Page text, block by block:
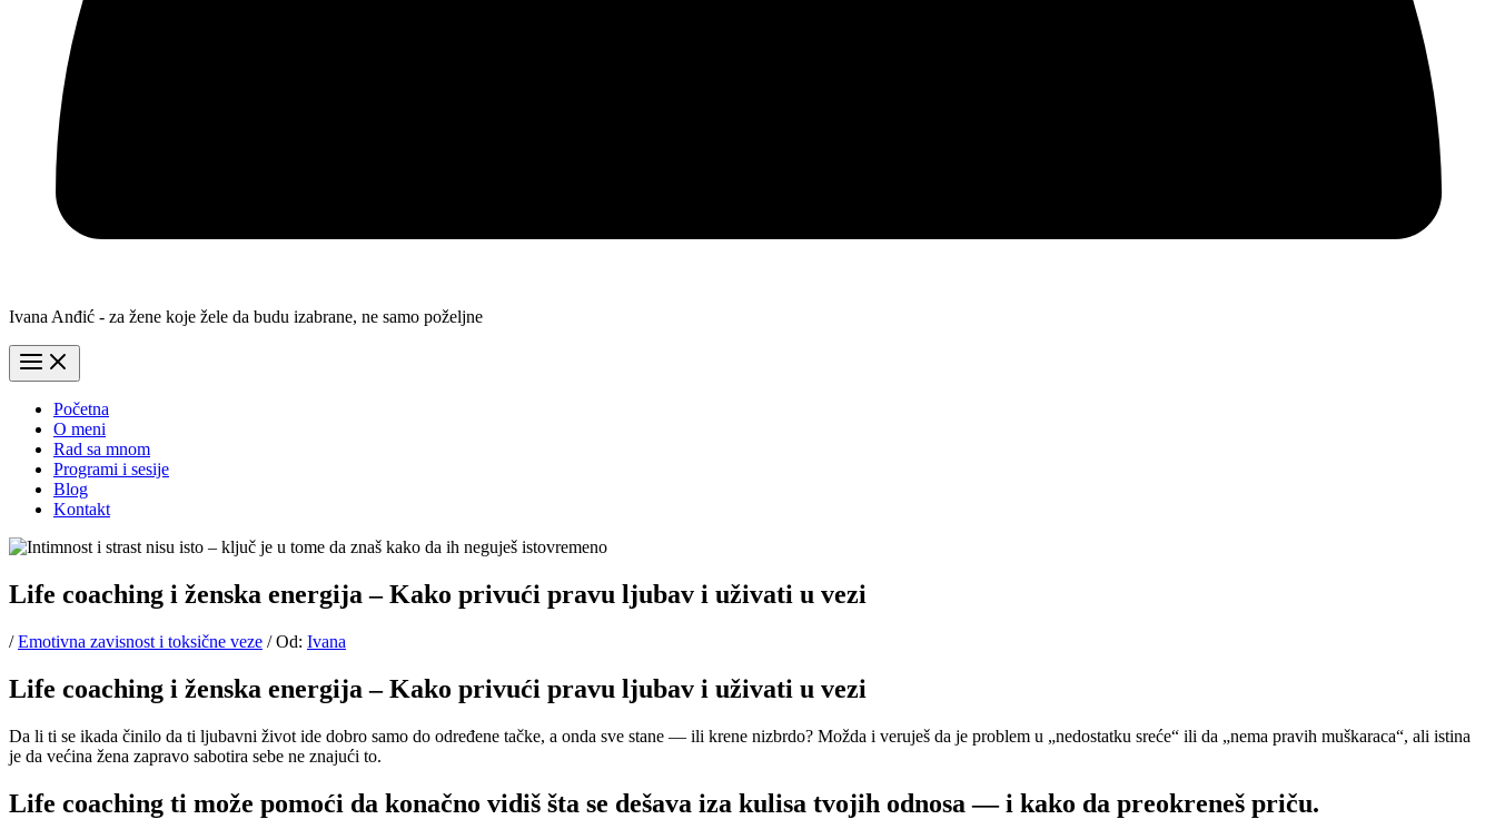
Ivana Anđić - za žene koje žele da budu izabrane, ne samo poželjne
Početna
O meni
Rad sa mnom
Programi i sesije
Blog
Kontakt
Life coaching i ženska energija – Kako privući pravu ljubav i uživati u vezi
/Emotivna zavisnost i toksične veze / Od: Ivana
Life coaching i ženska energija – Kako privući pravu ljubav i uživati u vezi
Da li ti se ikada činilo da ti ljubavni život ide dobro samo do određene tačke, a onda sve stane — ili krene nizbrdo? Možda i veruješ da je problem u „nedostatku sreće“ ili da „nema pravih muškaraca“, ali istina
je da većina žena zapravo sabotira sebe ne znajući to.
Life coaching ti može pomoći da konačno vidiš šta se dešava iza kulisa tvojih odnosa — i kako da preokreneš priču.